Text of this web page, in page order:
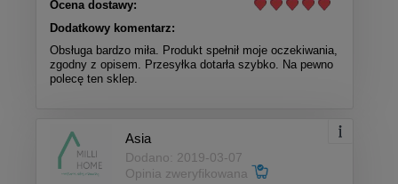
Ocena dostawy:
Dodatkowy komentarz:
Obsługa bardzo miła. Produkt spełnił moje oczekiwania,
zgodny z opisem. Przesyłka dotarła szybko. Na pewno
polecę ten sklep.
Asia
Dodano: 2019-03-07
Opinia zweryfikowana